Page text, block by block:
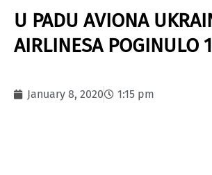
U PADU AVIONA
AIRLINESA POGINULO
January 8, 2020 1:15 pm